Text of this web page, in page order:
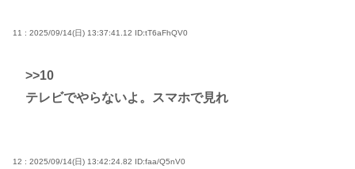
11 : 2025/09/14(日) 13:37:41.12 ID:tT6aFhQV0
>>10
テレビでやらないよ。スマホで見れ
12 : 2025/09/14(日) 13:42:24.82 ID:faa/Q5nV0